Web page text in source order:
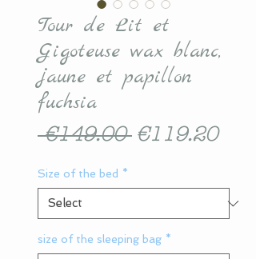
Tour de Lit et
Gigoteuse wax blanc,
jaune et papillon
fuchsia
€149.00 Regular
€119.20Sale
Size of the bed *
size of the sleeping bag *